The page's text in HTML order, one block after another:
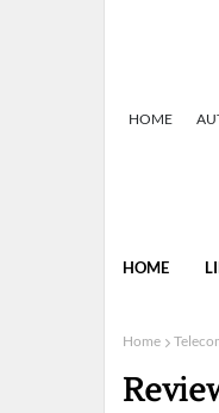
HOME
HOME
Home